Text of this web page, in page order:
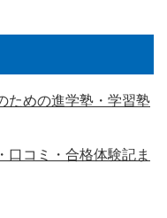
ための進学塾・学習塾
口コミ・合格体験記ま